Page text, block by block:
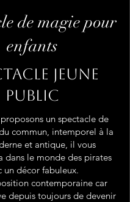
de magie pour
enfants
jeune
public
un spectacle de
commun, intemporel à la
et antique, il vous
dans le monde des pirates
un décor fabuleux.
contemporaine car
depuis toujours de devenir